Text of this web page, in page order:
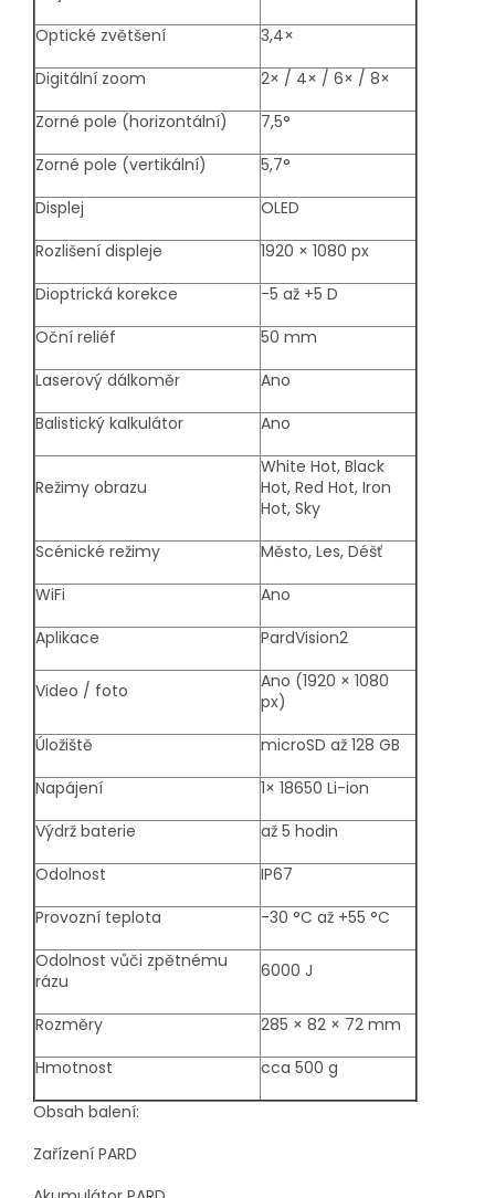
Optické zvětšení
3,4×
Digitální zoom
2× / 4× / 6× / 8×
Zorné pole (horizontální)
7,5°
Zorné pole (vertikální)
5,7°
Displej
OLED
Rozlišení displeje
1920 × 1080 px
Dioptrická korekce
-5 až +5 D
Oční reliéf
50 mm
Laserový dálkoměr
Ano
Balistický kalkulátor
Ano
Režimy obrazu
White Hot, Black
Hot, Red Hot, Iron
Hot, Sky
Scénické režimy
Město, Les, Déšť
WiFi
Ano
Aplikace
PardVision2
Video / foto
Ano (1920 × 1080
px)
Úložiště
microSD až 128 GB
Napájení
1× 18650 Li-ion
Výdrž baterie
až 5 hodin
Odolnost
IP67
Provozní teplota
-30 °C až +55 °C
Odolnost vůči zpětnému
rázu
6000 J
Rozměry
285 × 82 × 72 mm
Hmotnost
cca 500 g
Obsah balení:
Zařízení PARD